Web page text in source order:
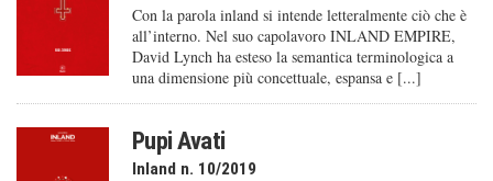
Con la parola inland si intende letteralmente ciò che è
all’interno. Nel suo capolavoro INLAND EMPIRE,
David Lynch ha esteso la semantica terminologica a
una dimensione più concettuale, espansa e [...]
Pupi Avati
Inland n. 10/2019